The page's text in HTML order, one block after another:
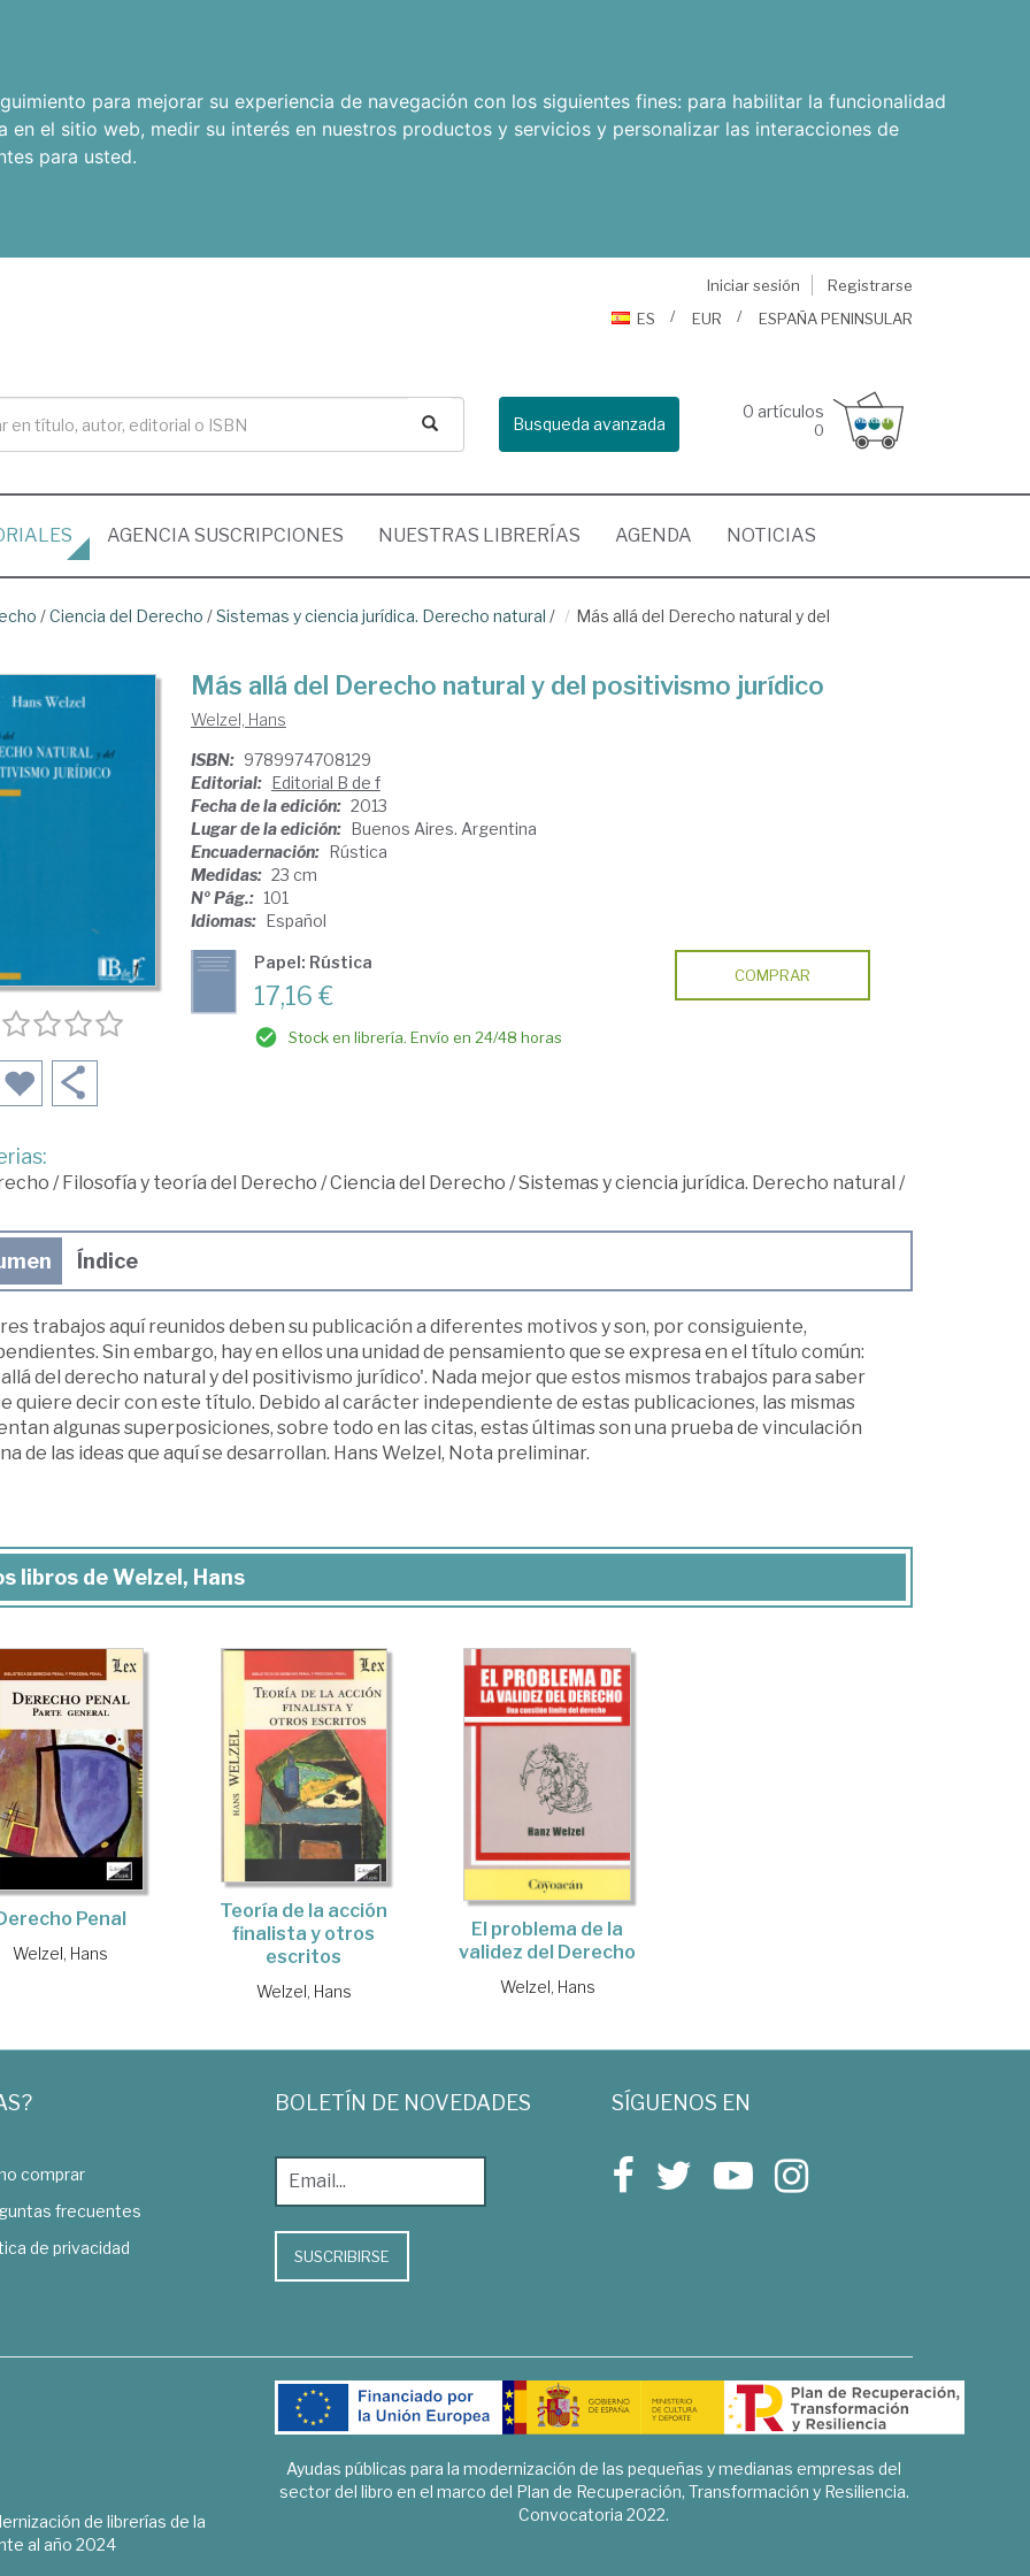
para mejorar su experiencia de navegación con los siguientes fines: para habilitar la funcionalidad
en el sitio web, medir su interés en nuestros productos y servicios y personalizar las interacciones de
para usted.
Iniciar sesión
Registrarse
ES
EUR ESPAÑA PENINSULAR
Busqueda avanzada
0 artículos
0
AGENCIA SUSCRIPCIONES NUESTRAS LIBRERÍAS AGENDA NOTICIAS
/Ciencia del Derecho /Sistemas y ciencia jurídica. Derecho natural / Más allá del Derecho natural y del
Más allá del Derecho natural y del positivismo jurídico
Welzel, Hans
ISBN: 9789974708129
Editorial: Editorial B de f
Fecha de la edición: 2013
Lugar de la edición: Buenos Aires. Argentina
Encuadernación: Rústica
Medidas: 23 cm
Nº Pág.: 101
Idiomas: Español
Papel: Rústica
17,16 €
Stock en librería. Envío en 24/48 horas
COMPRAR
/Filosofía y teoría del Derecho /Ciencia del Derecho /Sistemas y ciencia jurídica. Derecho natural /
Índice
trabajos aquí reunidos deben su publicación a diferentes motivos y son, por consiguiente,
Sin embargo, hay en ellos una unidad de pensamiento que se expresa en el título común:
del derecho natural y del positivismo jurídico'. Nada mejor que estos mismos trabajos para saber
quiere decir con este título. Debido al carácter independiente de estas publicaciones, las mismas
algunas superposiciones, sobre todo en las citas, estas últimas son una prueba de vinculación
de las ideas que aquí se desarrollan. Hans Welzel, Nota preliminar.
libros de Welzel, Hans
Penal
Welzel, Hans
Teoría de la acción
finalista y otros
escritos
Welzel, Hans
El problema de la
validez del Derecho
Welzel, Hans
comprar
frecuentes
de privacidad
BOLETÍN DE NOVEDADES
SUSCRIBIRSE
SÍGUENOS EN
de librerías de la
al año 2024
Ayudas públicas para la modernización de las pequeñas y medianas empresas del
sector del libro en el marco del Plan de Recuperación, Transformación y Resiliencia.
Convocatoria 2022.